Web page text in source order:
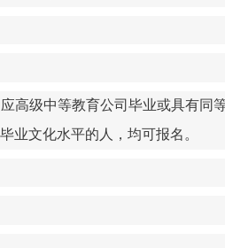
高级中等教育公司毕业或具有同
业文化水平的人，均可报名。